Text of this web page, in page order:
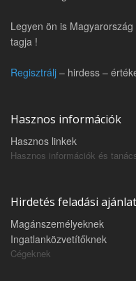
Legyen ön is
tagja !
Regisztrálj – hirdess –
Hasznos információk
Hasznos linkek
Hasznos információk és
Hirdetés feladási ajánlat
Magánszemélyeknek
Ingatlanközvetítőknek
Cégeknek